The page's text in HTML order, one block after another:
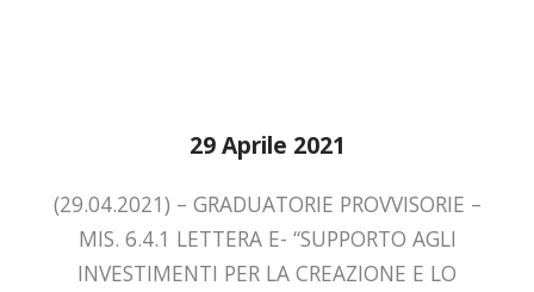
29 Aprile 2021
(29.04.2021) – GRADUATORIE PROVVISORIE –
MIS. 6.4.1 LETTERA E- “SUPPORTO AGLI
INVESTIMENTI PER LA CREAZIONE E LO